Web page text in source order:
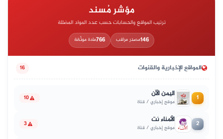
مؤشر مُسند
ترتيب المواقع والحسابات حسب عدد المواد المضللة
146مصدر مراقب 766مادة موثّقة
المواقع الإخبارية والقنوات 16
1 اليمن الآن
موقع إخباري / قناة 10
2 الأمناء نت
موقع إخباري / قناة 3